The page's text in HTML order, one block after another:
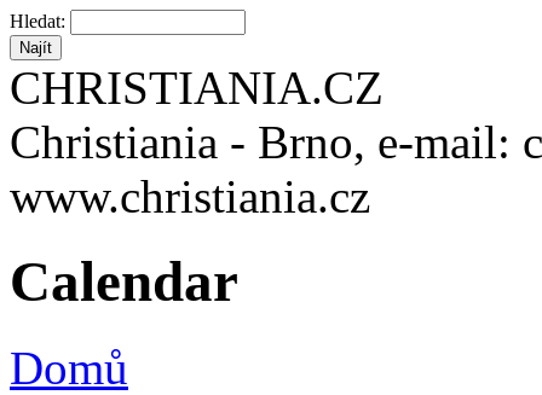
Hledat:
CHRISTIANIA.CZ
Christiania - Brno, e-mail:
www.christiania.cz
Calendar
Domů